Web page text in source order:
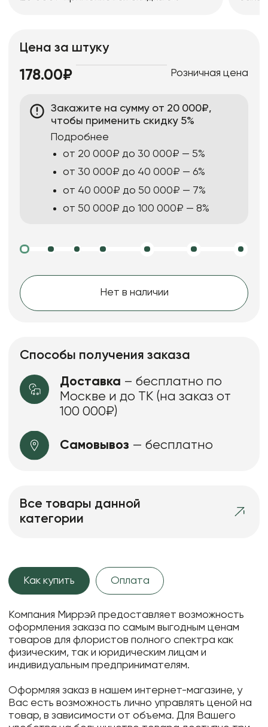
Цена за штуку
178.00₽ Розничная цена
Закажите на сумму от 20 000₽,
чтобы применить скидку 5%
Подробнее
от 20 000₽ до 30 000₽ — 5%
от 30 000₽ до 40 000₽ — 6%
от 40 000₽ до 50 000₽ — 7%
от 50 000₽ до 100 000₽ — 8%
Нет в наличии
Способы получения заказа
Доставка – бесплатно по
Москве и до ТК (на заказ от
100 000₽)
Самовывоз — бесплатно
Все товары данной
категории
Как купить Оплата
Компания Миррэй предоставляет возможность
оформления заказа по самым выгодным ценам
товаров для флористов полного спектра как
физическим, так и юридическим лицам и
индивидуальным предпринимателям.
Оформляя заказ в нашем интернет-магазине, у
Вас есть возможность лично управлять ценой на
товар, в зависимости от объема. Для Вашего